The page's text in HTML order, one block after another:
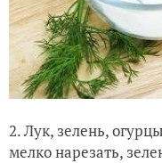
2. Лук, зелень,
мелко нарезать,